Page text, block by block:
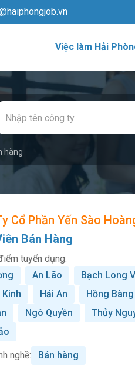
Việc làm Hải
hàng
Cổ Phần Yến Sào
Bán Hàng
tuyển dụng:
An Lão Bạch Long
Hải An Hồng Bàng
Ngô Quyền Thủy
nghề: Bán hàng